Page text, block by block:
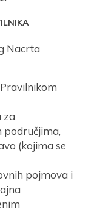
Nacrta
za
područjima,
(kojima se
pojmova i